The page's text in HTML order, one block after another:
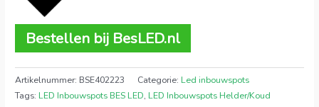
Bestellen bij BesLED.nl
Artikelnummer: BSE402223 Categorie: Led inbouwspots
Tags: LED Inbouwspots BES LED, LED Inbouwspots Helder/Koud